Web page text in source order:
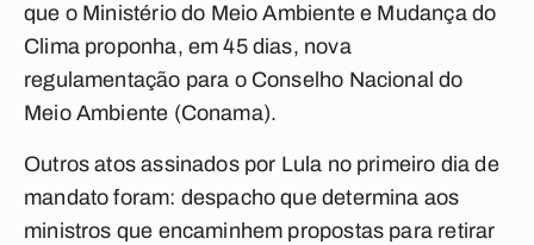
que o Ministério do Meio Ambiente e Mudança do
Clima proponha, em 45 dias, nova
regulamentação para o Conselho Nacional do
Meio Ambiente (Conama).
Outros atos assinados por Lula no primeiro dia de
mandato foram: despacho que determina aos
ministros que encaminhem propostas para retirar